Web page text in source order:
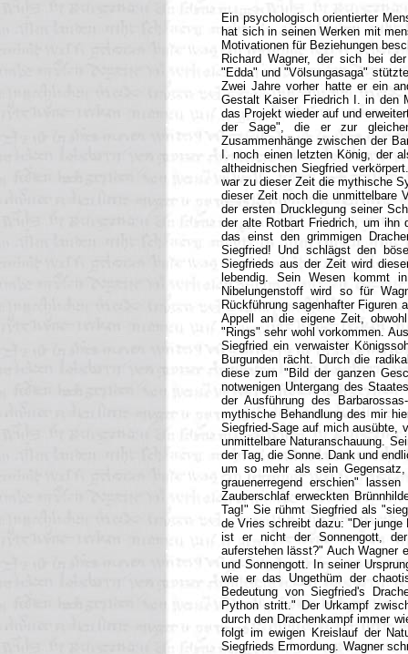
Ein psychologisch orientierter
hat sich in seinen Werken mit
Motivationen für Beziehungen
Richard Wagner, der sich bei
"Edda" und "Völsungasaga"
Zwei Jahre vorher hatte er ein
Gestalt Kaiser Friedrich I. in den
das Projekt wieder auf und
der Sage", die er zur
Zusammenhänge zwischen der
I. noch einen letzten König, der
altheidnischen Siegfried
war zu dieser Zeit die mythische
dieser Zeit noch die unmittelbare
der ersten Drucklegung seiner
der alte Rotbart Friedrich, um ihn
das einst den grimmigen
Siegfried! Und schlägst den
Siegfrieds aus der Zeit wird
lebendig. Sein Wesen kommt
Nibelungenstoff wird so für
Rückführung sagenhafter Figuren
Appell an die eigene Zeit,
"Rings" sehr wohl vorkommen.
Siegfried ein verwaister
Burgunden rächt. Durch die
diese zum "Bild der ganzen
notwenigen Untergang des
der Ausführung des
mythische Behandlung des mir
Siegfried-Sage auf mich ausübte,
unmittelbare Naturanschauung.
der Tag, die Sonne. Dank und
um so mehr als sein
grauenerregend erschien"
Zauberschlaf erweckten
Tag!" Sie rühmt Siegfried als
de Vries schreibt dazu: "Der
ist er nicht der Sonnengott,
auferstehen lässt?" Auch Wagner
und Sonnengott. In seiner
wie er das Ungethüm der
Bedeutung von Siegfried's
Python stritt." Der Urkampf
durch den Drachenkampf immer
folgt im ewigen Kreislauf der
Siegfrieds Ermordung. Wagner